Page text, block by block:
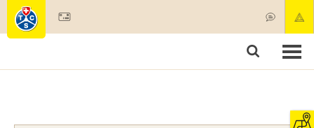
Mitgliedschaft & Leistungen